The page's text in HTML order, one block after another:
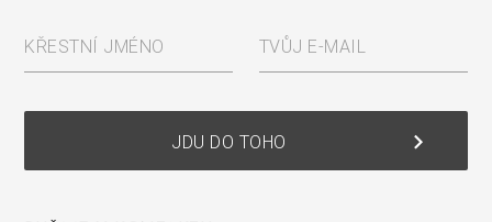
KŘESTNÍ JMÉNO TVŮJ E-MAIL
JDU DO TOHO keyboard_arrow_right